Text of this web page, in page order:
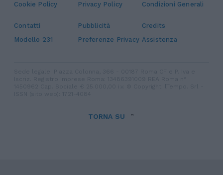
Cookie Policy Privacy Policy Condizioni Generali
Contatti Pubblicità
Credits
Modello 231
Preferenze Privacy Assistenza
TORNA SU